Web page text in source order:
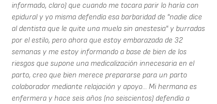
informado, claro) que cuando me tocara parir lo haría con
epidural y yo misma defendía esa barbaridad de "nadie dice
al dentista que le quite una muela sin anestesia" y burradas
por el estilo, pero ahora que estoy embarazada de 32
semanas y me estoy informando a base de bien de los
riesgos que supone una medicalización innecesaria en el
parto, creo que bien merece prepararse para un parto
colaborador mediante relajación y apoyo... Mi hermana es
enfermera y hace seis años (no seiscientos) defendía a